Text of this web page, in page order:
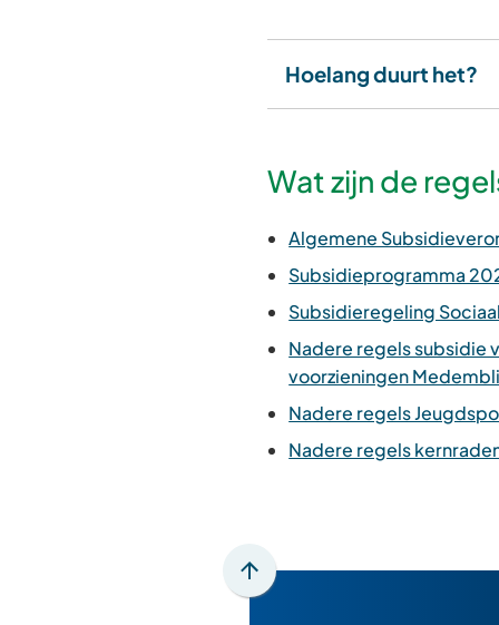
Hoelang duurt het?
Wat zijn de
Algemene
Subsidieprogramma
Subsidieregeling
Nadere regels subsidie
voorzieningen
Nadere regels
Nadere regels
Scroll